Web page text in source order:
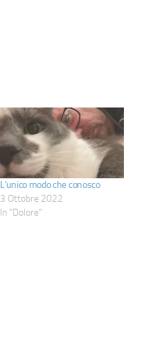
L’unico modo che conosco
3 Ottobre 2022
In "Dolore"